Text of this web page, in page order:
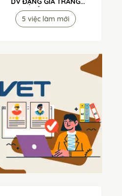
TUYỂN DỤNG
5 việc làm mới